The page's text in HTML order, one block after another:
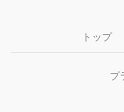
トップ
プ